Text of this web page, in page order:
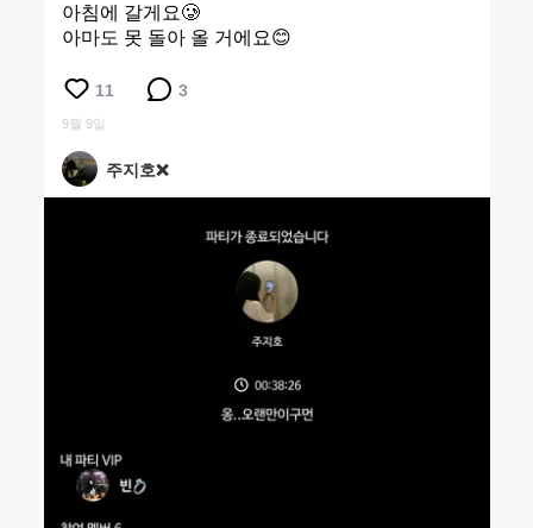
아침에 갈게요🥲
아마도 못 돌아 올 거에요😊
11 3
9월 9일
주지호❌